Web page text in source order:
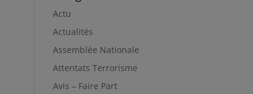
Actu
Actualités
Assemblée Nationale
Attentats Terrorisme
Avis – Faire Part